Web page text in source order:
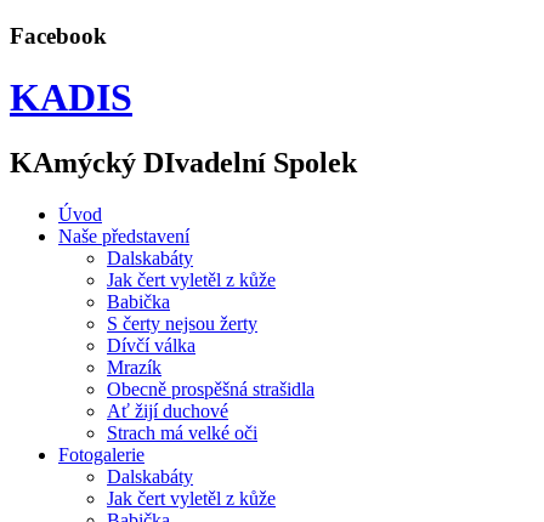
Facebook
KADIS
KAmýcký DIvadelní Spolek
Úvod
Naše představení
Dalskabáty
Jak čert vyletěl z kůže
Babička
S čerty nejsou žerty
Dívčí válka
Mrazík
Obecně prospěšná strašidla
Ať žijí duchové
Strach má velké oči
Fotogalerie
Dalskabáty
Jak čert vyletěl z kůže